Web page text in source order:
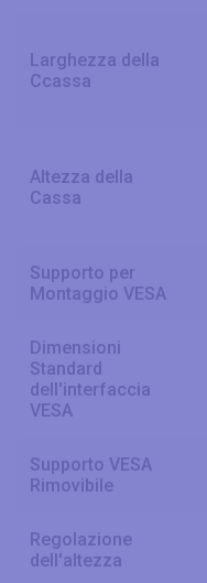
Larghezza della
Ccassa
Altezza della
Cassa
Supporto per
Montaggio VESA
Dimensioni
Standard
dell'interfaccia
VESA
Supporto VESA
Rimovibile
Regolazione
dell'altezza